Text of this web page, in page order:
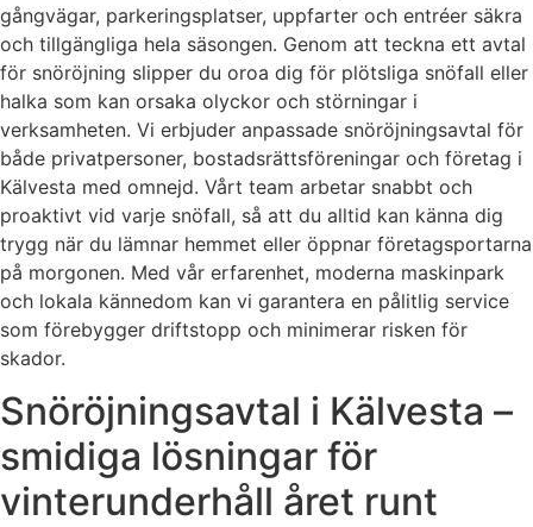
gångvägar, parkeringsplatser, uppfarter och entréer säkra
och tillgängliga hela säsongen. Genom att teckna ett avtal
för snöröjning slipper du oroa dig för plötsliga snöfall eller
halka som kan orsaka olyckor och störningar i
verksamheten. Vi erbjuder anpassade snöröjningsavtal för
både privatpersoner, bostadsrättsföreningar och företag i
Kälvesta med omnejd. Vårt team arbetar snabbt och
proaktivt vid varje snöfall, så att du alltid kan känna dig
trygg när du lämnar hemmet eller öppnar företagsportarna
på morgonen. Med vår erfarenhet, moderna maskinpark
och lokala kännedom kan vi garantera en pålitlig service
som förebygger driftstopp och minimerar risken för
skador.
Snöröjningsavtal i Kälvesta –
smidiga lösningar för
vinterunderhåll året runt